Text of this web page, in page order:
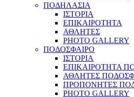
ΠΟΔΗΛΑΣΙΑ
ΙΣΤΟΡΙΑ
ΕΠΙΚΑΙΡΟΤΗΤΑ
ΑΘΛΗΤΕΣ
PHOTO GALLERY
ΠΟΔΟΣΦΑΙΡΟ
ΙΣΤΟΡΙΑ
ΕΠΙΚΑΙΡΟΤΗΤΑ
ΑΘΛΗΤΕΣ
ΠΡΟΠΟΝΗΤΕΣ
PHOTO GALLERY